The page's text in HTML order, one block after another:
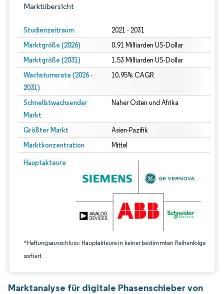
Marktübersicht
Studienzeitraum 2021 - 2031
Marktgröße (2026) 0.91 Milliarden US-Dollar
Marktgröße (2031) 1.53 Milliarden US-Dollar
Wachstumsrate (2026 -
2031)
10.95% CAGR
Schnellstwachsender
Markt
Naher Osten und Afrika
Größter Markt Asien-Pazifik
Marktkonzentration Mittel
Hauptakteure
*Haftungsausschluss: Hauptakteure in keiner bestimmten Reihenfolge
sortiert
Bild © Mordor Intelligence. Wiederverwendung erfordert Namensnennung
Marktanalyse für digitale Phasenschieber von